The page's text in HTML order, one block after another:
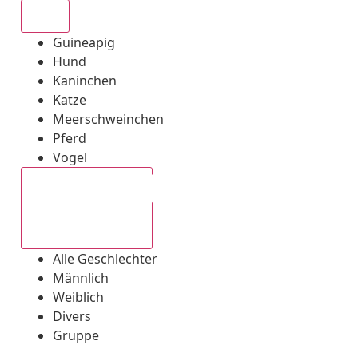
Guineapig
Hund
Kaninchen
Katze
Meerschweinchen
Pferd
Vogel
Alle Geschlechter
Männlich
Weiblich
Divers
Gruppe